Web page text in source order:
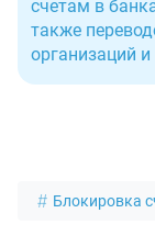
счетам в
также
организаций
Блокировка